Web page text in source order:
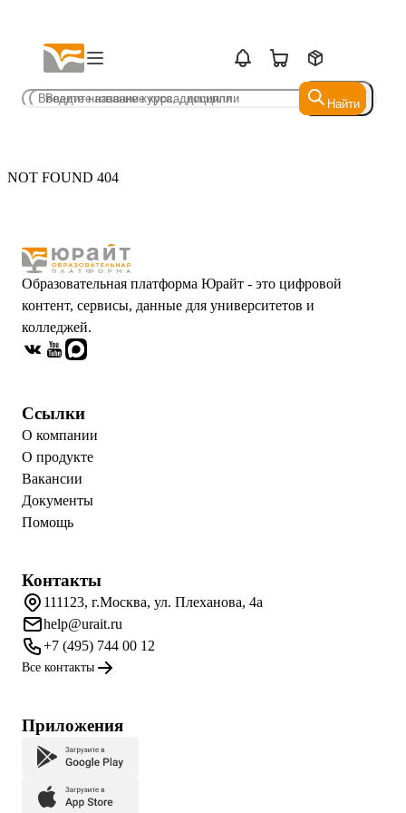
Найти
Найти
NOT FOUND 404
Образовательная платформа Юрайт - это цифровой
контент, сервисы, данные для университетов и
колледжей.
Ссылки
О компании
О продукте
Вакансии
Документы
Помощь
Контакты
111123, г.Москва, ул. Плеханова, 4а
help@urait.ru
+7 (495) 744 00 12
Все контакты
Приложения